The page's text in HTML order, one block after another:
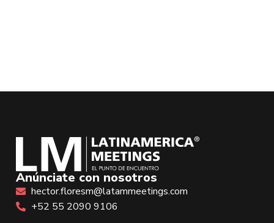
Anúnciate con nosotros
hector.floresm@latammeetings.com
+52 55 2090 9106